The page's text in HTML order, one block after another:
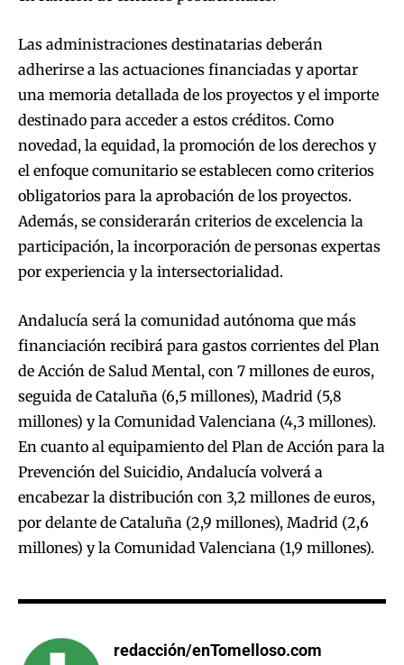
Las administraciones destinatarias deberán
adherirse a las actuaciones financiadas y aportar
una memoria detallada de los proyectos y el importe
destinado para acceder a estos créditos. Como
novedad, la equidad, la promoción de los derechos y
el enfoque comunitario se establecen como criterios
obligatorios para la aprobación de los proyectos.
Además, se considerarán criterios de excelencia la
participación, la incorporación de personas expertas
por experiencia y la intersectorialidad.
Andalucía será la comunidad autónoma que más
financiación recibirá para gastos corrientes del Plan
de Acción de Salud Mental, con 7 millones de euros,
seguida de Cataluña (6,5 millones), Madrid (5,8
millones) y la Comunidad Valenciana (4,3 millones).
En cuanto al equipamiento del Plan de Acción para la
Prevención del Suicidio, Andalucía volverá a
encabezar la distribución con 3,2 millones de euros,
por delante de Cataluña (2,9 millones), Madrid (2,6
millones) y la Comunidad Valenciana (1,9 millones).
redacción/enTomelloso.com